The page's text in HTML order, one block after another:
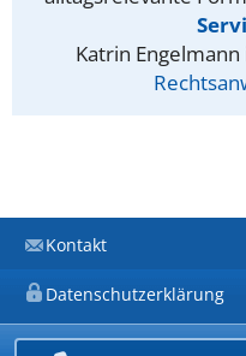
Katrin
Kontakt
Datenschutzerklärung